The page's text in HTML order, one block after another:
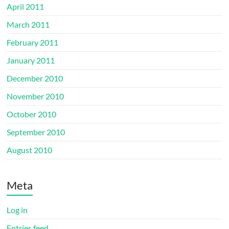
April 2011
March 2011
February 2011
January 2011
December 2010
November 2010
October 2010
September 2010
August 2010
Meta
Log in